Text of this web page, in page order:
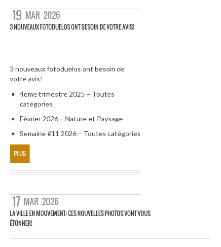
19 MAR 2026
3 NOUVEAUX FOTODUELOS ONT BESOIN DE VOTRE AVIS!
3 nouveaux fotoduelos ont besoin de
votre avis!
4eme trimestre 2025 – Toutes
catégories
Février 2026 – Nature et Paysage
Semaine #11 2026 – Toutes catégories
PLUS
17 MAR 2026
LA VILLE EN MOUVEMENT: CES NOUVELLES PHOTOS VONT VOUS
ÉTONNER!